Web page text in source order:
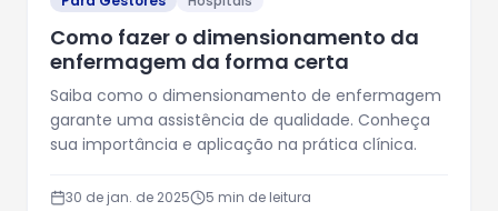
Como fazer o dimensionamento da
enfermagem da forma certa
Saiba como o dimensionamento de enfermagem
garante uma assistência de qualidade. Conheça
sua importância e aplicação na prática clínica.
30 de jan. de 2025 5 min de leitura